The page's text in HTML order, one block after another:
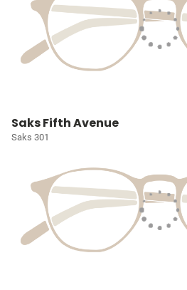
Saks Fifth Avenue
Saks 301